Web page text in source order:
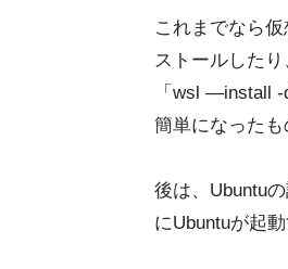
これまでなら
ストールした
「wsl —install
簡単になったも
後は、Ubuntu
にUbuntuが起